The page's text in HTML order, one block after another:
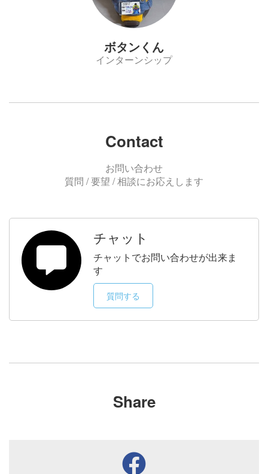
ボタンくん
インターンシップ
Contact
お問い合わせ
質問 / 要望 / 相談にお応えします
チャット
チャットでお問い合わせが出来ま
す
質問する
Share